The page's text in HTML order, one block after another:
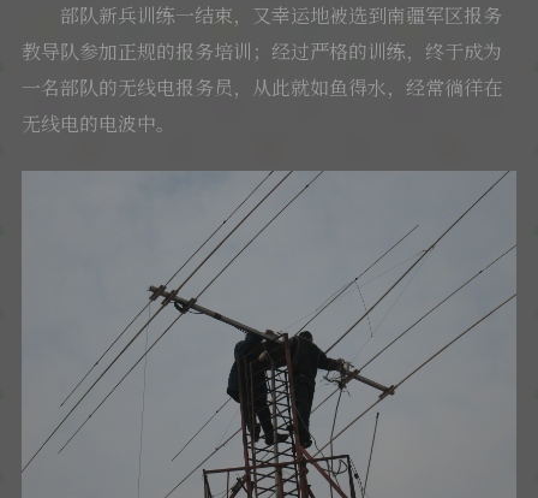
部队新兵训练一结束，又幸运地被选到南疆军区报务
教导队参加正规的报务培训；经过严格的训练，终于成为
一名部队的无线电报务员，从此就如鱼得水，经常徜徉在
无线电的电波中。